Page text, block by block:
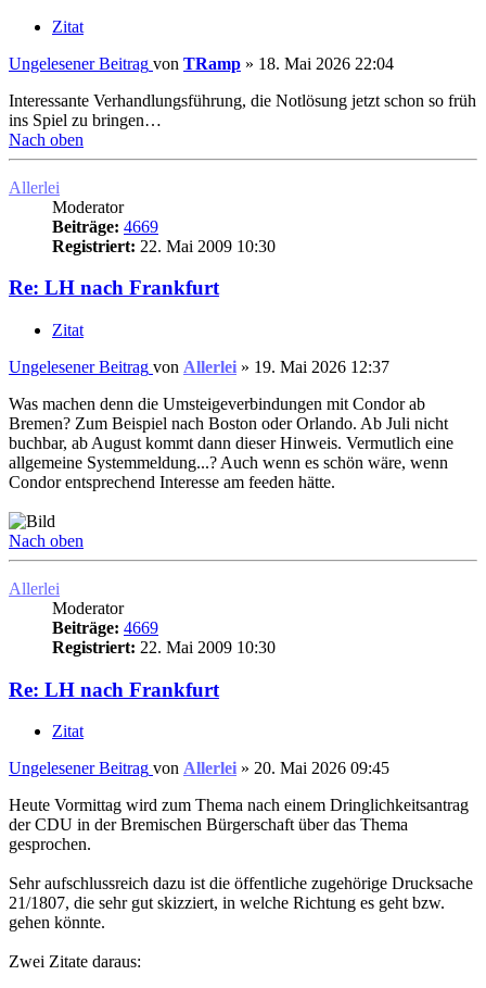
Zitat
Ungelesener Beitrag von TRamp » 18. Mai 2026 22:04
Interessante Verhandlungsführung, die Notlösung jetzt schon so früh
ins Spiel zu bringen…
Nach oben
Allerlei
Moderator
Beiträge: 4669
Registriert: 22. Mai 2009 10:30
Re: LH nach Frankfurt
Zitat
Ungelesener Beitrag von Allerlei » 19. Mai 2026 12:37
Was machen denn die Umsteigeverbindungen mit Condor ab
Bremen? Zum Beispiel nach Boston oder Orlando. Ab Juli nicht
buchbar, ab August kommt dann dieser Hinweis. Vermutlich eine
allgemeine Systemmeldung...? Auch wenn es schön wäre, wenn
Condor entsprechend Interesse am feeden hätte.
Nach oben
Allerlei
Moderator
Beiträge: 4669
Registriert: 22. Mai 2009 10:30
Re: LH nach Frankfurt
Zitat
Ungelesener Beitrag von Allerlei » 20. Mai 2026 09:45
Heute Vormittag wird zum Thema nach einem Dringlichkeitsantrag
der CDU in der Bremischen Bürgerschaft über das Thema
gesprochen.
Sehr aufschlussreich dazu ist die öffentliche zugehörige Drucksache
21/1807, die sehr gut skizziert, in welche Richtung es geht bzw.
gehen könnte.
Zwei Zitate daraus: